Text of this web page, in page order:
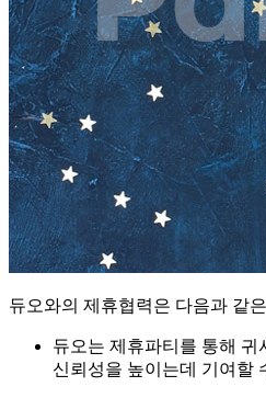
듀오와의 제휴협력은 다음과 같
듀오는 제휴파티를 통해
신뢰성을 높이는데 기여할